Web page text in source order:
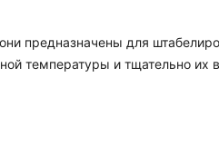
предназначены для
температуры и тщательно их